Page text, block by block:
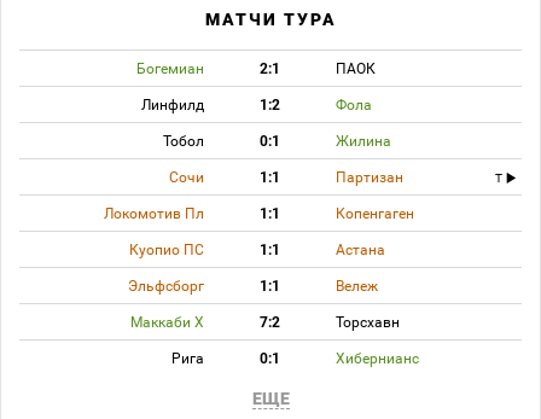
МАТЧИ ТУРА
Богемиан 2:1 ПАОК
Линфилд 1:2 Фола
Тобол 0:1 Жилина
Сочи 1:1 Партизан T
Локомотив Пл 1:1 Копенгаген
Куопио ПС 1:1 Астана
Эльфсборг 1:1 Вележ
Маккаби Х 7:2 Торсхавн
Рига 0:1 Хибернианс
ЕЩЕ